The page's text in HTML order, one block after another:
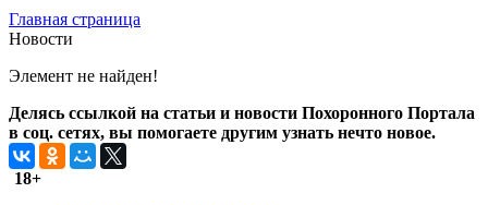
Главная страница
Новости
Элемент не найден!
Делясь ссылкой на статьи и новости Похоронного Портала
в соц. сетях, вы помогаете другим узнать нечто новое.
18+